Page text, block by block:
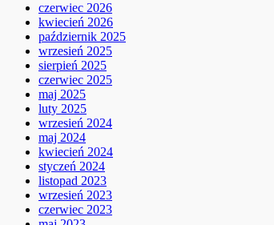
czerwiec 2026
kwiecień 2026
październik 2025
wrzesień 2025
sierpień 2025
czerwiec 2025
maj 2025
luty 2025
wrzesień 2024
maj 2024
kwiecień 2024
styczeń 2024
listopad 2023
wrzesień 2023
czerwiec 2023